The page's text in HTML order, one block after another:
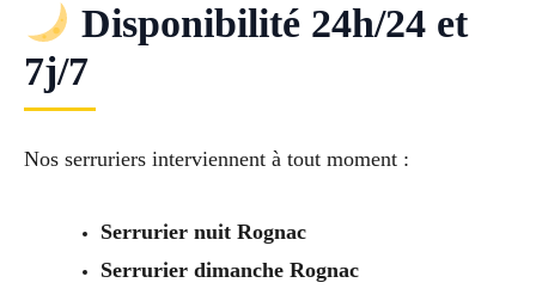
Disponibilité 24h/24 et
7j/7
Nos serruriers interviennent à tout moment :
Serrurier nuit Rognac
Serrurier dimanche Rognac